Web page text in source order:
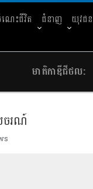
េះជីវិត ជំនាញ យុវជន
មាតិកាឌីជីថល:
ចរណ៍